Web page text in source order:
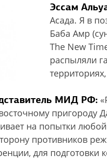
Эссам
Асада. Я в
Баба Амр
The New
распыляли
МИД РФ:
пригороду
на попытки
противников
для подготовки